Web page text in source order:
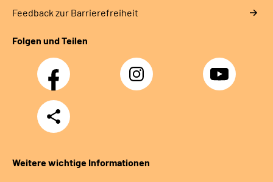
Feedback zur Barrierefreiheit
Folgen und Teilen
Facebook Instagram YouTube
Teilen
Weitere wichtige Informationen